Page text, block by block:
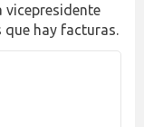
vicepresidente
que hay facturas.